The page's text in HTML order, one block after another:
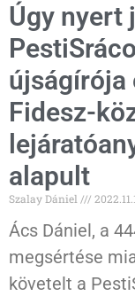
Úgy nyert
újságírója
Fidesz-
alapult
Szalay Dániel
Ács Dániel, a
megsértése
követelt a